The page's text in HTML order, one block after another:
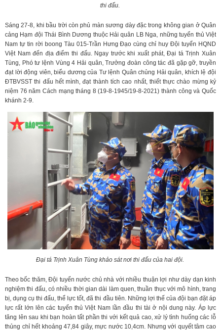
thi đấu.
Sáng 27-8, khi bầu trời còn phủ màn sương dày đặc trong không gian ở Quân
cảng Hạm đội Thái Bình Dương thuộc Hải quân LB Nga, những tuyển thủ Việt
Nam tự tin rời boong Tàu 015-Trần Hưng Đạo cùng chỉ huy Đội tuyển HQND
Việt Nam đến địa điểm thi đấu. Ngay trước khi xuất phát, Đại tá Trịnh Xuân
Tùng, Phó tư lệnh Vùng 4 Hải quân, Trưởng đoàn công tác đã gặp gỡ, truyền
đạt lời động viên, biểu dương của Tư lệnh Quân chủng Hải quân, khích lệ đội
ĐTBVSST thi đấu hết mình, đạt thành tích cao nhất, thiết thực chào mừng kỷ
niệm 76 năm Cách mạng tháng 8 (19-8-1945/19-8-2021) thành công và Quốc
khánh 2-9.
Đại tá Trịnh Xuân Tùng khảo sát nơi thi đấu của hai đội.
Theo bốc thăm, Đội tuyển nước chủ nhà với nhiều thuận lợi như dày dạn kinh
nghiệm thi đấu, có nhiều thời gian dài làm quen, thuần thục với mô hình, trang
bị, dụng cụ thi đấu, thể lực tốt, đã thi đầu tiên. Những lợi thế của đội bạn đặt áp
lực rất lớn lên các tuyển thủ Việt Nam lần đầu thi tài ở nội dung này. Áp lực
tăng lên sau khi bạn hoàn tất phần thi với kết quả cao, xử lý tình huống các lỗ
thủng chỉ hết khoảng 47,84 giây, mực nước 10,4cm. Nhưng với quyết tâm cao